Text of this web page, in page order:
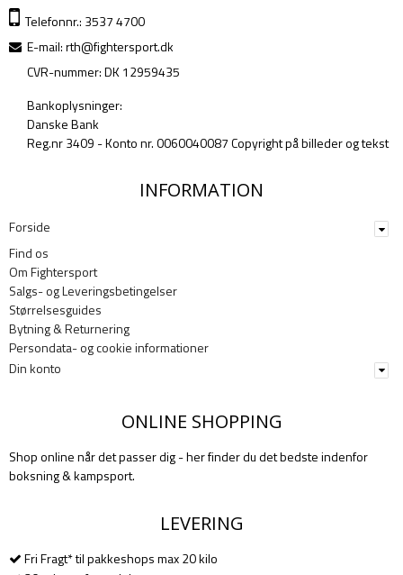
Telefonnr.: 3537 4700
E-mail:rth@fightersport.dk
CVR-nummer: DK 12959435
Bankoplysninger:
Danske Bank
Reg.nr 3409 - Konto nr. 0060040087 Copyright på billeder og tekst
INFORMATION
Forside
Find os
Om Fightersport
Salgs- og Leveringsbetingelser
Størrelsesguides
Bytning & Returnering
Persondata- og cookie informationer
Din konto
ONLINE SHOPPING
Shop online når det passer dig - her finder du det bedste indenfor
boksning & kampsport.
LEVERING
Fri Fragt* til pakkeshops max 20 kilo